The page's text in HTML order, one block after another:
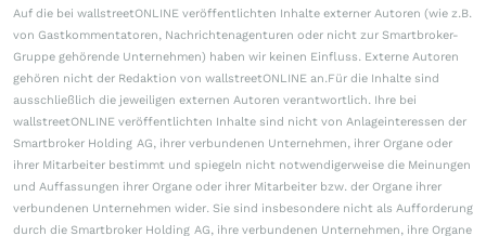
Auf die bei wallstreetONLINE veröffentlichten Inhalte externer Autoren (wie z.B.
von Gastkommentatoren, Nachrichtenagenturen oder nicht zur Smartbroker-
Gruppe gehörende Unternehmen) haben wir keinen Einfluss. Externe Autoren
gehören nicht der Redaktion von wallstreetONLINE an.Für die Inhalte sind
ausschließlich die jeweiligen externen Autoren verantwortlich. Ihre bei
wallstreetONLINE veröffentlichten Inhalte sind nicht von Anlageinteressen der
Smartbroker Holding AG, ihrer verbundenen Unternehmen, ihrer Organe oder
ihrer Mitarbeiter bestimmt und spiegeln nicht notwendigerweise die Meinungen
und Auffassungen ihrer Organe oder ihrer Mitarbeiter bzw. der Organe ihrer
verbundenen Unternehmen wider. Sie sind insbesondere nicht als Aufforderung
durch die Smartbroker Holding AG, ihre verbundenen Unternehmen, ihre Organe